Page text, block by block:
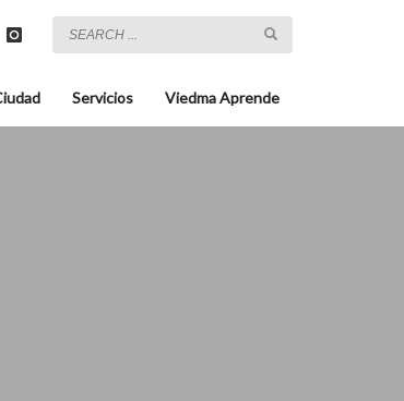
Servicios Viedma Aprende